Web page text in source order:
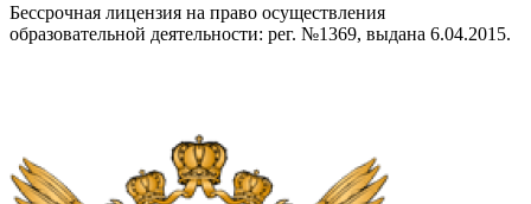
Бессрочная лицензия на право осуществления
образовательной деятельности: рег. №1369, выдана 6.04.2015.